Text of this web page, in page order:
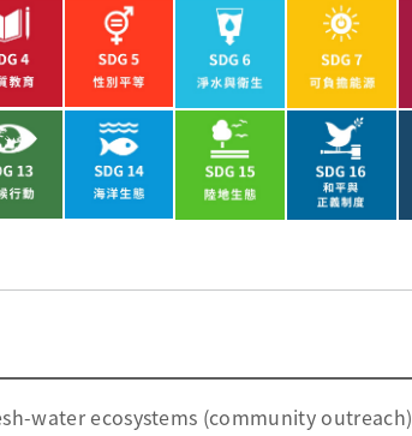
water ecosystems (community outreach)